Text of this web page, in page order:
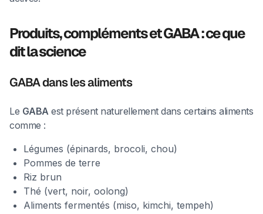
Nouvelle formation
Apprends à détecter les réseaux géobiologiques,
neutraliser les mémoires invisibles laissées dans les
murs et utiliser la géométrie sacrée pour redonner
harmonie, équilibre et puissance vibratoire aux
espaces que tu habites, chez toi ou chez tes clients.
Produits, compléments et GABA : ce que
dit la science
GABA dans les aliments
Le GABAest présent naturellement dans certains aliments
comme :
Légumes (épinards, brocoli, chou)
Pommes de terre
Riz brun
Thé (vert, noir, oolong)
Aliments fermentés (miso, kimchi, tempeh)